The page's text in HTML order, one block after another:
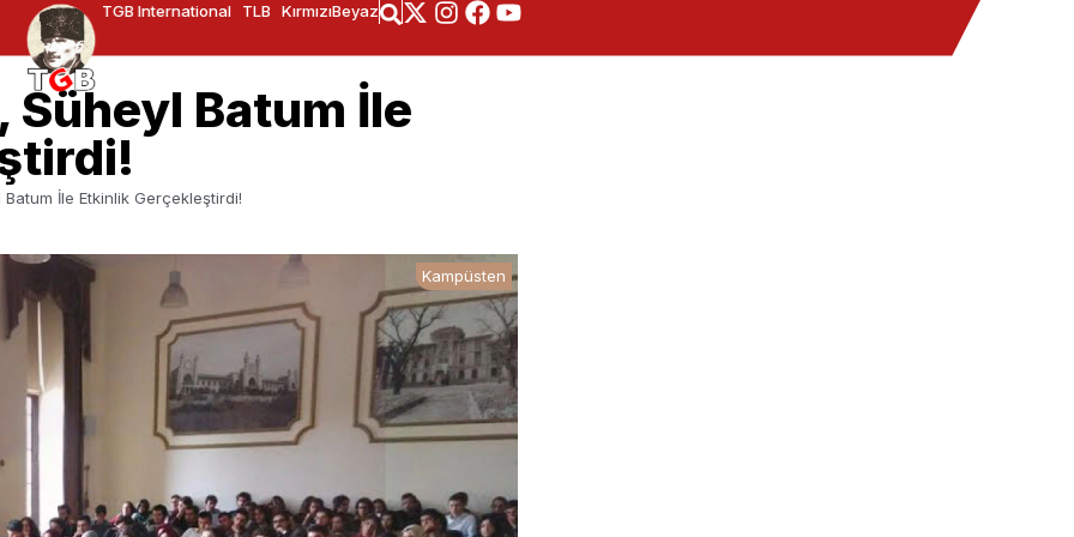
TGB International TLB KırmızıBeyaz
Süheyl Batum İle
İle Etkinlik Gerçekleştirdi!
Kampüsten